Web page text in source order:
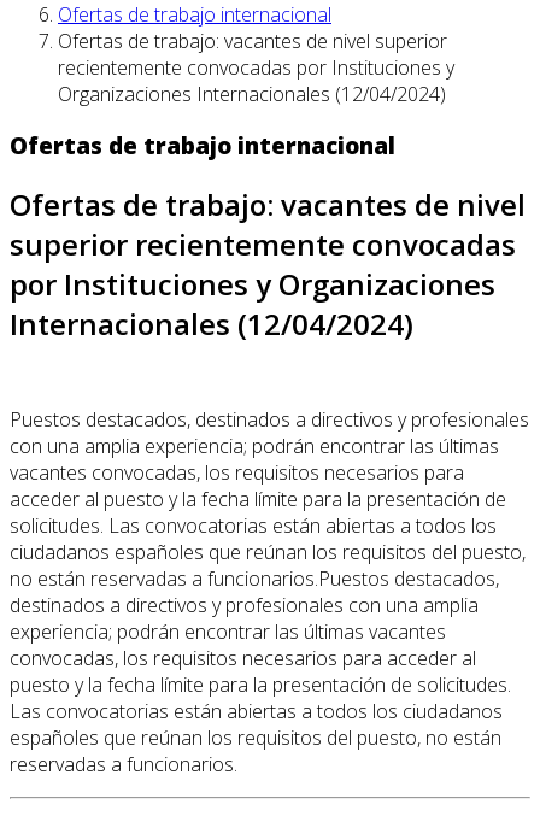
Ofertas de trabajo internacional
Ofertas de trabajo: vacantes de nivel superior
recientemente convocadas por Instituciones y
Organizaciones Internacionales (12/04/2024)
Ofertas de trabajo internacional
Ofertas de trabajo: vacantes de nivel
superior recientemente convocadas
por Instituciones y Organizaciones
Internacionales (12/04/2024)
Puestos destacados, destinados a directivos y profesionales
con una amplia experiencia; podrán encontrar las últimas
vacantes convocadas, los requisitos necesarios para
acceder al puesto y la fecha límite para la presentación de
solicitudes. Las convocatorias están abiertas a todos los
ciudadanos españoles que reúnan los requisitos del puesto,
no están reservadas a funcionarios.Puestos destacados,
destinados a directivos y profesionales con una amplia
experiencia; podrán encontrar las últimas vacantes
convocadas, los requisitos necesarios para acceder al
puesto y la fecha límite para la presentación de solicitudes.
Las convocatorias están abiertas a todos los ciudadanos
españoles que reúnan los requisitos del puesto, no están
reservadas a funcionarios.